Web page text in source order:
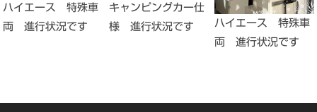
ハイエース 特殊車
両 進行状況です
キャンピングカー仕
様 進行状況です
ハイエース 特殊車
両 進行状況です